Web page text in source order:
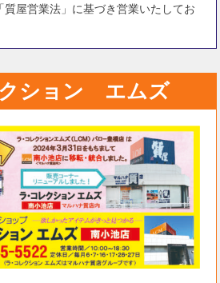
屋営業法」に基づき営業いたしてお
ション エムズ